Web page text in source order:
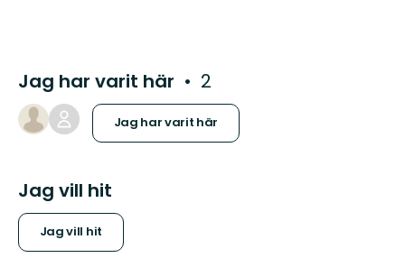
Jag har varit här 2
Jag har varit här
Jag vill hit
Jag vill hit